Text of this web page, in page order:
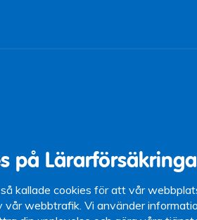
på
kallade cookies för att vår
vår webbtrafik. Vi använder
12-13)